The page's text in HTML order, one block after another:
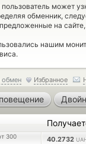
может
обменник,
на
нашим
обмен Избранное
300 40.2732